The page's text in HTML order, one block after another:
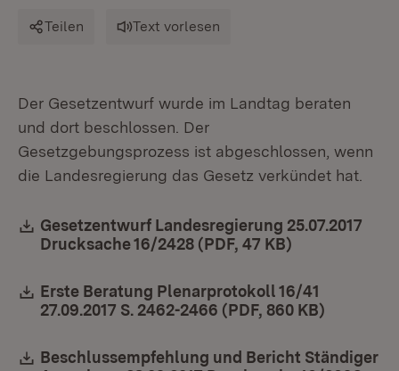
Teilen Text vorlesen
Der Gesetzentwurf wurde im Landtag beraten
und dort beschlossen. Der
Gesetzgebungsprozess ist abgeschlossen, wenn
die Landesregierung das Gesetz verkündet hat.
Download:
Gesetzentwurf Landesregierung 25.07.2017
Drucksache 16/2428 (PDF, 47 KB)
Download:
Erste Beratung Plenarprotokoll 16/41
27.09.2017 S. 2462-2466 (PDF, 860 KB)
Download:
Beschlussempfehlung und Bericht Ständiger